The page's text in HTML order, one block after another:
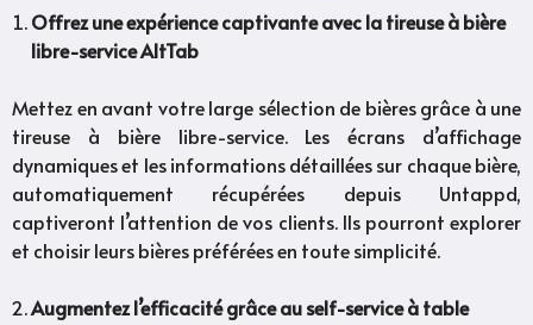
Offrez une expérience captivante avec la tireuse à bière
libre-service AltTab
Mettez en avant votre large sélection de bières grâce à une
tireuse à bière libre-service. Les écrans d’affichage
dynamiques et les informations détaillées sur chaque bière,
automatiquement récupérées depuis Untappd,
captiveront l’attention de vos clients. Ils pourront explorer
et choisir leurs bières préférées en toute simplicité.
Augmentez l’efficacité grâce au self-service à table